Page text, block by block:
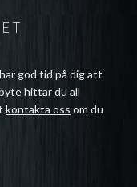
god tid på dig att
hittar du all
kontakta oss om du